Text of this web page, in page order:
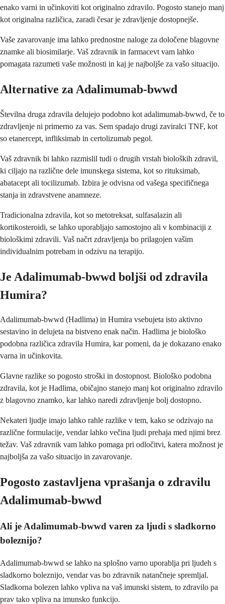
enako varni in učinkoviti kot originalno zdravilo. Pogosto stanejo manj
kot originalna različica, zaradi česar je zdravljenje dostopnejše.
Vaše zavarovanje ima lahko prednostne naloge za določene blagovne
znamke ali biosimilarje. Vaš zdravnik in farmacevt vam lahko
pomagata razumeti vaše možnosti in kaj je najboljše za vašo situacijo.
Alternative za Adalimumab-bwwd
Številna druga zdravila delujejo podobno kot adalimumab-bwwd, če to
zdravljenje ni primerno za vas. Sem spadajo drugi zaviralci TNF, kot
so etanercept, infliksimab in certolizumab pegol.
Vaš zdravnik bi lahko razmislil tudi o drugih vrstah bioloških zdravil,
ki ciljajo na različne dele imunskega sistema, kot so rituksimab,
abatacept ali tocilizumab. Izbira je odvisna od vašega specifičnega
stanja in zdravstvene anamneze.
Tradicionalna zdravila, kot so metotreksat, sulfasalazin ali
kortikosteroidi, se lahko uporabljajo samostojno ali v kombinaciji z
biološkimi zdravili. Vaš načrt zdravljenja bo prilagojen vašim
individualnim potrebam in odzivu na terapijo.
Je Adalimumab-bwwd boljši od zdravila
Humira?
Adalimumab-bwwd (Hadlima) in Humira vsebujeta isto aktivno
sestavino in delujeta na bistveno enak način. Hadlima je biološko
podobna različica zdravila Humira, kar pomeni, da je dokazano enako
varna in učinkovita.
Glavne razlike so pogosto stroški in dostopnost. Biološko podobna
zdravila, kot je Hadlima, običajno stanejo manj kot originalno zdravilo
z blagovno znamko, kar lahko naredi zdravljenje bolj dostopno.
Nekateri ljudje imajo lahko rahle razlike v tem, kako se odzivajo na
različne formulacije, vendar lahko večina ljudi prehaja med njimi brez
težav. Vaš zdravnik vam lahko pomaga pri odločitvi, katera možnost je
najboljša za vašo situacijo in zavarovanje.
Pogosto zastavljena vprašanja o zdravilu
Adalimumab-bwwd
Ali je Adalimumab-bwwd varen za ljudi s sladkorno
boleznijo?
Adalimumab-bwwd se lahko na splošno varno uporablja pri ljudeh s
sladkorno boleznijo, vendar vas bo zdravnik natančneje spremljal.
Sladkorna bolezen lahko vpliva na vaš imunski sistem, to zdravilo pa
prav tako vpliva na imunsko funkcijo.